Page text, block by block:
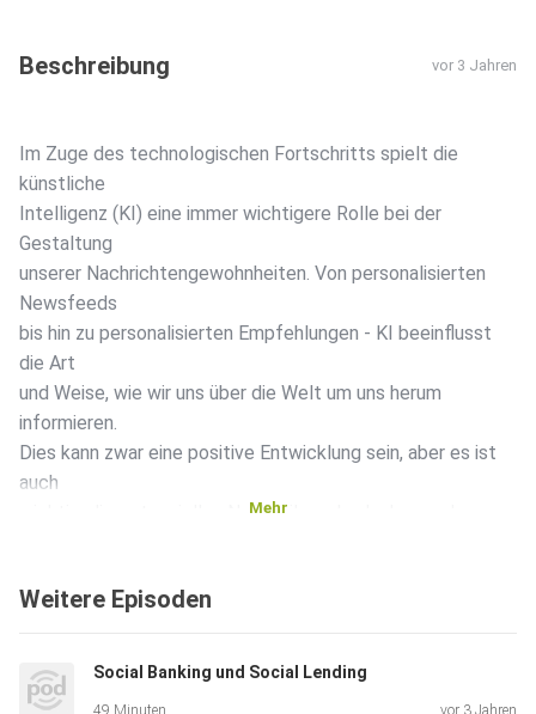
Beschreibung vor 3 Jahren
Im Zuge des technologischen Fortschritts spielt die
künstliche
Intelligenz (KI) eine immer wichtigere Rolle bei der
Gestaltung
unserer Nachrichtengewohnheiten. Von personalisierten
Newsfeeds
bis hin zu personalisierten Empfehlungen - KI beeinflusst
die Art
und Weise, wie wir uns über die Welt um uns herum
informieren.
Dies kann zwar eine positive Entwicklung sein, aber es ist
auch
wichtig, die potenziellen Nachteile zu bedenken und
Wir haben die künstliche Intelligenz "ChatGPT" von
openai.com
Mehr
Weitere Episoden
Social Banking und Social Lending
49 Minuten vor 3 Jahren